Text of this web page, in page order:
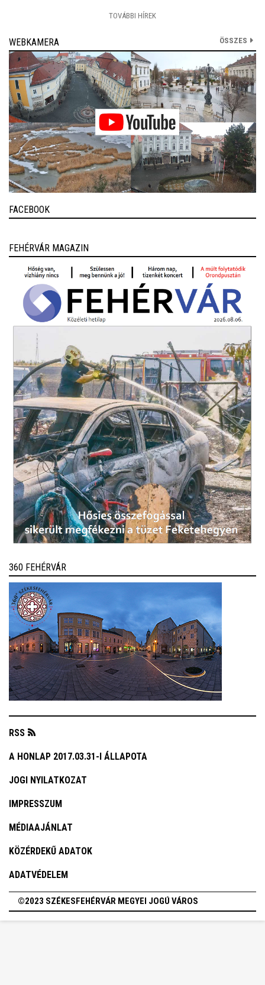
TOVÁBBI HÍREK
WEBKAMERA ÖSSZES
FACEBOOK
FEHÉRVÁR MAGAZIN
360 FEHÉRVÁR
RSS
A HONLAP 2017.03.31-I ÁLLAPOTA
JOGI NYILATKOZAT
IMPRESSZUM
MÉDIAAJÁNLAT
KÖZÉRDEKŰ ADATOK
ADATVÉDELEM
©2023 SZÉKESFEHÉRVÁR MEGYEI JOGÚ VÁROS